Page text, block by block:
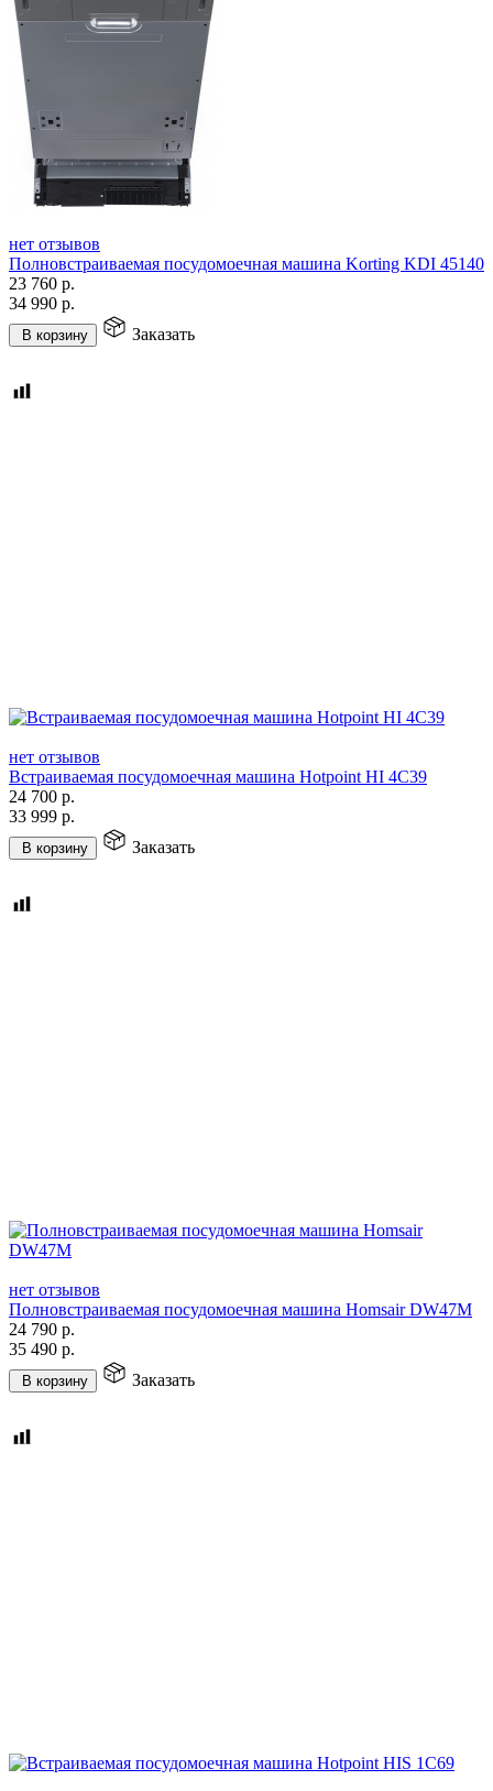
нет отзывов
Полновстраиваемая посудомоечная машина Korting KDI 45140
23 760 р.
34 990 р.
В корзину Заказать
нет отзывов
Встраиваемая посудомоечная машина Hotpoint HI 4C39
24 700 р.
33 999 р.
В корзину Заказать
нет отзывов
Полновстраиваемая посудомоечная машина Homsair DW47M
24 790 р.
35 490 р.
В корзину Заказать